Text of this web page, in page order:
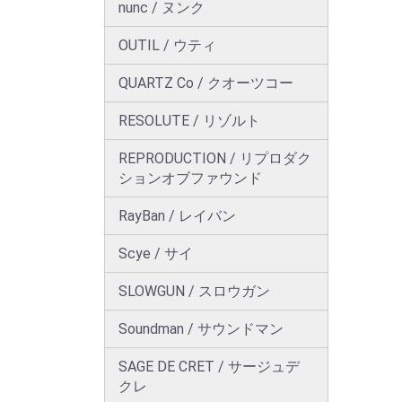
nunc / ヌンク
OUTIL / ウティ
QUARTZ Co / クオーツコー
RESOLUTE / リゾルト
REPRODUCTION / リプロダク
ションオブファウンド
RayBan / レイバン
Scye / サイ
SLOWGUN / スロウガン
Soundman / サウンドマン
SAGE DE CRET / サージュデ
クレ